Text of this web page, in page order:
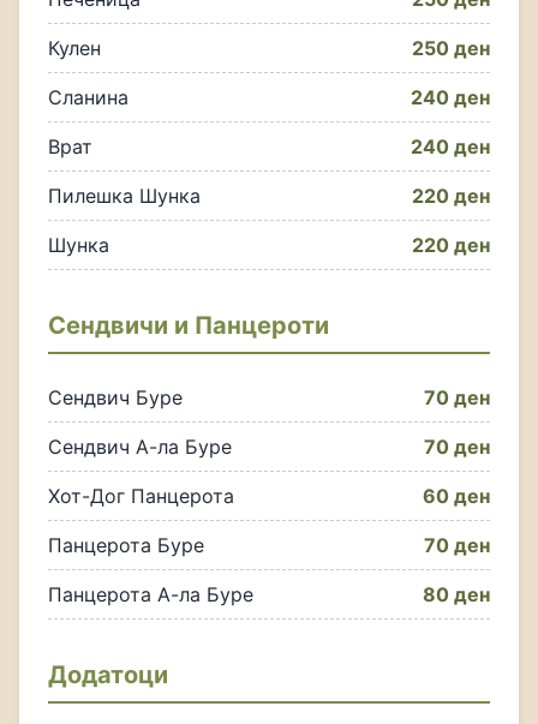
Кулен 250 ден
Сланина 240 ден
Врат 240 ден
Пилешка Шунка 220 ден
Шунка 220 ден
Сендвичи и Панцероти
Сендвич Буре 70 ден
Сендвич А-ла Буре 70 ден
Хот-Дог Панцерота 60 ден
Панцерота Буре 70 ден
Панцерота А-ла Буре 80 ден
Додатоци